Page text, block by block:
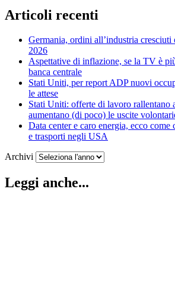
Articoli recenti
Germania, ordini all’industria cresciuti
2026
Aspettative di inflazione, se la TV è
banca centrale
Stati Uniti, per report ADP nuovi
le attese
Stati Uniti: offerte di lavoro rallentano
aumentano (di poco) le uscite
Data center e caro energia, ecco
e trasporti negli USA
Archivi
Leggi anche...